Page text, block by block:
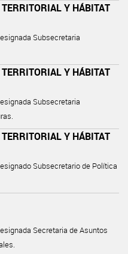
Y HÁBITAT
Subsecretaria
Y HÁBITAT
Subsecretaria
Y HÁBITAT
Subsecretario de Política
Secretaria de Asuntos